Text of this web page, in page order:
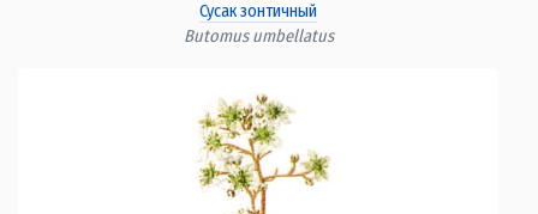
Сусак зонтичный
Butomus umbellatus